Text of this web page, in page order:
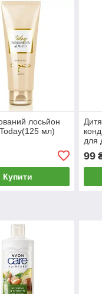
лосьйон
мл)
Купити
для
99